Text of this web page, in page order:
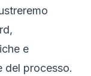
e
del processo.